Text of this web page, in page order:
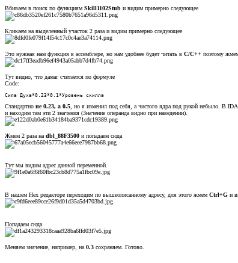
Вбиваем в поиск по функциям Skill1102Stub и видим примерно следующее
Кликаем на выделенный участок 2 раза и видим примерно следующее
Это нужная нам функция в ассемблере, но нам удобнее будет читать в C/C++ поэтому
Тут видно, что дамаг считается по формуле
Code:
Сила Духа*0.23*0.1*Уровень скилла
Стандартно не 0.23, а 0.5 , но я изменил под себя, а чистого ядра под рукой небыло. В
и находим там эти 2 значения (Значение операнда видно при наведении).
Жмем 2 раза на dbl_88F3500 и попадаем сюда
Тут мы видим адрес данной переменной.
В нашем Hex редакторе переходим по вышеописанному адресу, для этого жмем Ctrl+G и
Попадаем сюда
Меняем значение, например, на 0.3 сохраняем. Готово.